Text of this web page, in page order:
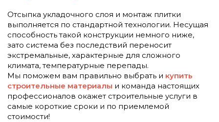
Отсыпка укладочного слоя и монтаж плитки
выполняется по стандартной технологии. Несущая
способность такой конструкции немного ниже,
зато система без последствий переносит
экстремальные, характерные для сложного
климата, температурные перепады.
Мы поможем вам правильно выбрать и купить
строительные материалы и команда настоящих
профессионалов окажет строительные услуги в
самые короткие сроки и по приемлемой
стоимости!